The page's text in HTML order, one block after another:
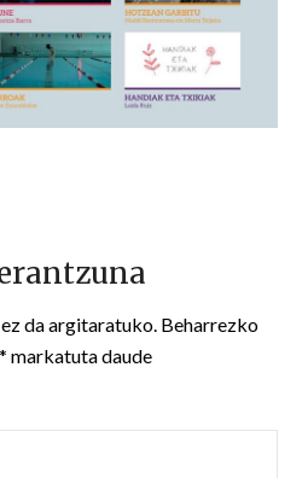
da argitaratuko. Beharrezko
* markatuta daude